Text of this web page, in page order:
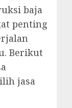
baja
penting
Berikut
jasa